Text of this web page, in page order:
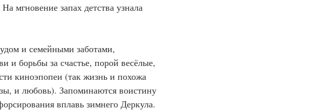
мгновение запах детства узнала
и семейными заботами,
и борьбы за счастье, порой весёлые,
киноэпопеи (так жизнь и похожа
и любовь). Запоминаются воистину
вплавь зимнего Деркула.